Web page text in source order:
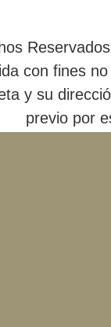
con fines
y su
previo por